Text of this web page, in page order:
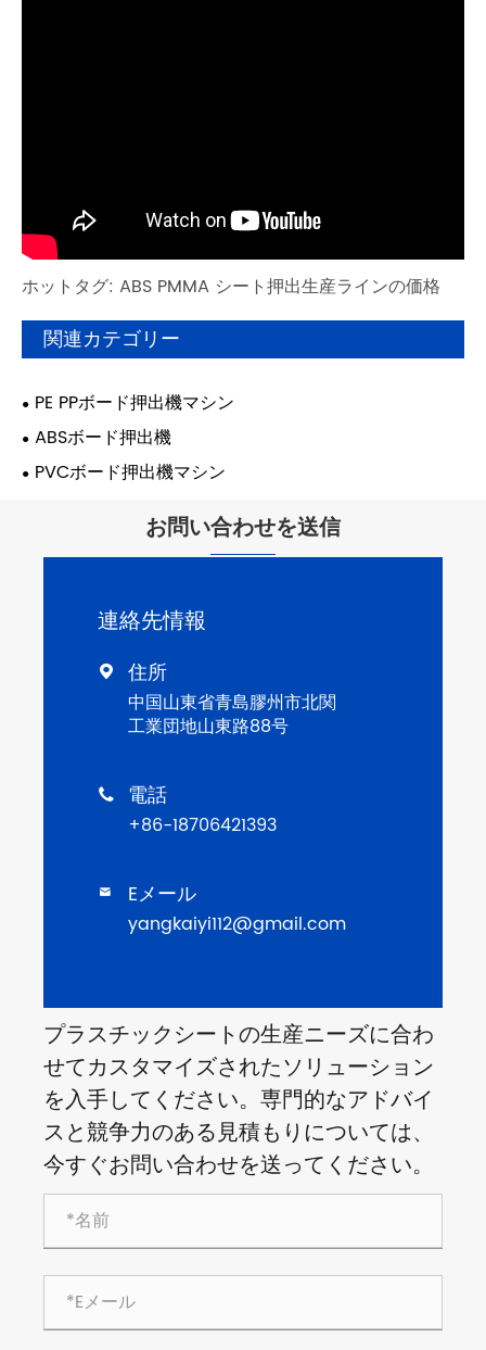
ホットタグ: ABS PMMA シート押出生産ラインの価格
関連カテゴリー
PE PPボード押出機マシン
ABSボード押出機
PVCボード押出機マシン
お問い合わせを送信
連絡先情報
 住所
中国山東省青島膠州市北関
工業団地山東路88号
 電話
+86-18706421393
 Eメール
yangkaiyi112@gmail.com
プラスチックシートの生産ニーズに合わ
せてカスタマイズされたソリューション
を入手してください。専門的なアドバイ
スと競争力のある見積もりについては、
今すぐお問い合わせを送ってください。